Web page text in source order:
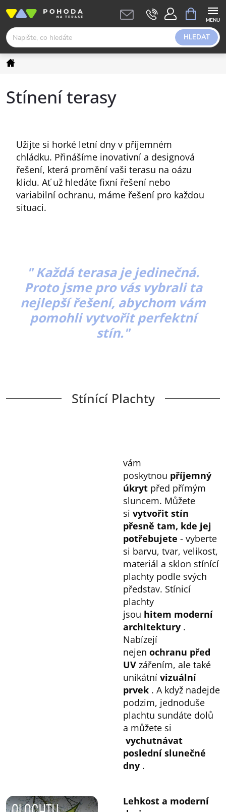
obsah
HLEDAT
NÁKUPNÍ
KOŠÍK
Domů
Stínení terasy
Užijte si horké letní dny v příjemném
chládku. Přinášíme inovativní a designová
řešení, která promění vaši terasu na oázu
klidu. Ať už hledáte fixní řešení nebo
variabilní ochranu, máme řešení pro každou
situaci.
"Každá terasa je jedinečná.
Proto jsme pro vás vybrali ta
nejlepší řešení, abychom vám
pomohli vytvořit perfektní
stín."
Stínící Plachty
vám
poskytnou příjemný
úkryt před přímým
sluncem. Můžete
si vytvořit stín
přesně tam, kde jej
potřebujete - vyberte
si barvu, tvar, velikost,
materiál a sklon stínící
plachty podle svých
představ. Stínicí
plachty
jsou hitem moderní
architektury .
Nabízejí
nejen ochranu před
UV zářením, ale také
unikátní vizuální
prvek . A když nadejde
podzim, jednoduše
plachtu sundáte dolů
a můžete si
vychutnávat
poslední slunečné
dny .
Lehkost a moderní